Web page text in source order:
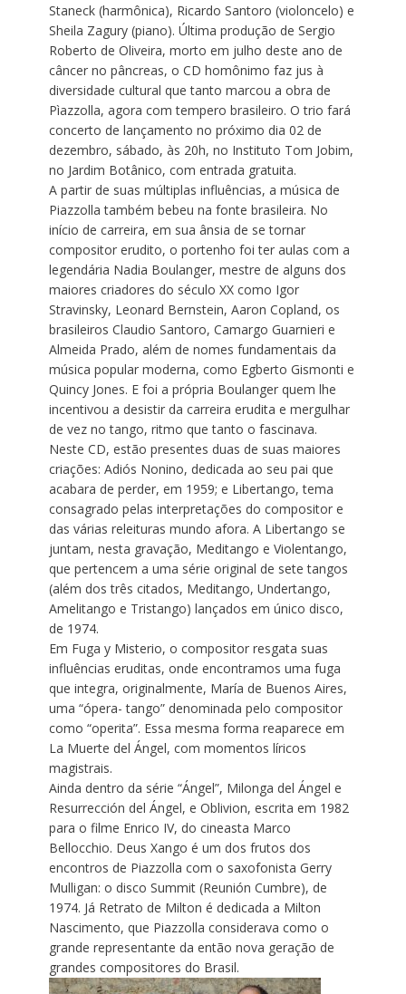
Staneck (harmônica), Ricardo Santoro (violoncelo) e
Sheila Zagury (piano). Última produção de Sergio
Roberto de Oliveira, morto em julho deste ano de
câncer no pâncreas, o CD homônimo faz jus à
diversidade cultural que tanto marcou a obra de
Pìazzolla, agora com tempero brasileiro. O trio fará
concerto de lançamento no próximo dia 02 de
dezembro, sábado, às 20h, no Instituto Tom Jobim,
no Jardim Botânico, com entrada gratuita.
A partir de suas múltiplas influências, a música de
Piazzolla também bebeu na fonte brasileira. No
início de carreira, em sua ânsia de se tornar
compositor erudito, o portenho foi ter aulas com a
legendária Nadia Boulanger, mestre de alguns dos
maiores criadores do século XX como Igor
Stravinsky, Leonard Bernstein, Aaron Copland, os
brasileiros Claudio Santoro, Camargo Guarnieri e
Almeida Prado, além de nomes fundamentais da
música popular moderna, como Egberto Gismonti e
Quincy Jones. E foi a própria Boulanger quem lhe
incentivou a desistir da carreira erudita e mergulhar
de vez no tango, ritmo que tanto o fascinava.
Neste CD, estão presentes duas de suas maiores
criações: Adiós Nonino, dedicada ao seu pai que
acabara de perder, em 1959; e Libertango, tema
consagrado pelas interpretações do compositor e
das várias releituras mundo afora. A Libertango se
juntam, nesta gravação, Meditango e Violentango,
que pertencem a uma série original de sete tangos
(além dos três citados, Meditango, Undertango,
Amelitango e Tristango) lançados em único disco,
de 1974.
Em Fuga y Misterio, o compositor resgata suas
influências eruditas, onde encontramos uma fuga
que integra, originalmente, María de Buenos Aires,
uma “ópera- tango” denominada pelo compositor
como “operita”. Essa mesma forma reaparece em
La Muerte del Ángel, com momentos líricos
magistrais.
Ainda dentro da série “Ángel”, Milonga del Ángel e
Resurrección del Ángel, e Oblivion, escrita em 1982
para o filme Enrico IV, do cineasta Marco
Bellocchio. Deus Xango é um dos frutos dos
encontros de Piazzolla com o saxofonista Gerry
Mulligan: o disco Summit (Reunión Cumbre), de
1974. Já Retrato de Milton é dedicada a Milton
Nascimento, que Piazzolla considerava como o
grande representante da então nova geração de
grandes compositores do Brasil.